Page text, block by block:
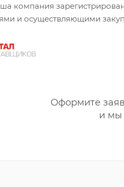
компания
и осуществляющими
Оформите
и мы